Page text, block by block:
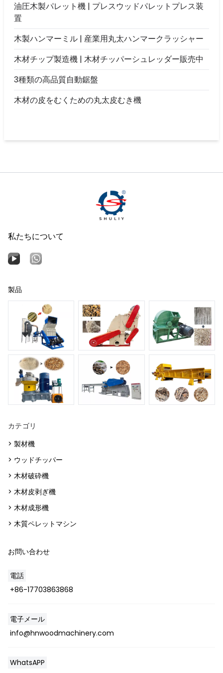
油圧木製パレット機 | プレスウッドパレットプレス装
置
木製ハンマーミル | 産業用丸太ハンマークラッシャー
木材チップ製造機 | 木材チッパーシュレッダー販売中
3種類の高品質自動鋸盤
木材の皮をむくための丸太皮むき機
私たちについて
製品
カテゴリ
> 製材機
> ウッドチッパー
> 木材破砕機
> 木材皮剥ぎ機
> 木材成形機
> 木質ペレットマシン
お問い合わせ
電話
+86-17703863868
電子メール
info@hnwoodmachinery.com
WhatsAPP